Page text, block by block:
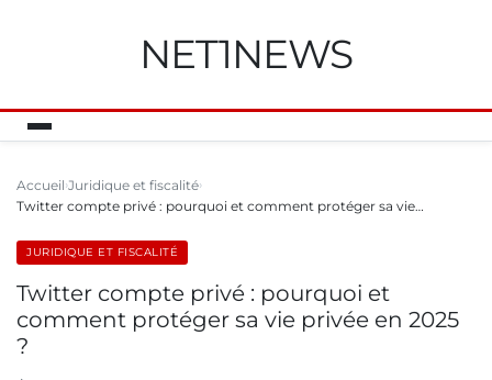
NET1NEWS
Accueil Juridique et fiscalité
Twitter compte privé : pourquoi et comment protéger sa vie…
JURIDIQUE ET FISCALITÉ
Twitter compte privé : pourquoi et
comment protéger sa vie privée en 2025
?